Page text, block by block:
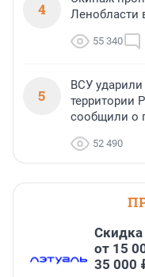
4
Ленобласти
55 340
5
ВСУ
территории
сообщили о
52 490
Скидка
от 15
35 000